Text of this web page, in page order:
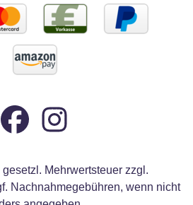
Mehrwertsteuer zzgl.
Nachnahmegebühren, wenn nicht